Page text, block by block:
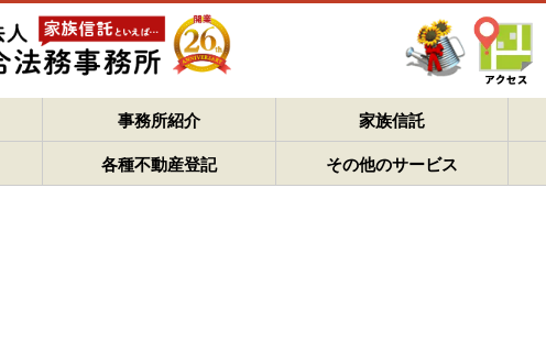
事務所紹介 家族信託
各種不動産登記 その他のサービス